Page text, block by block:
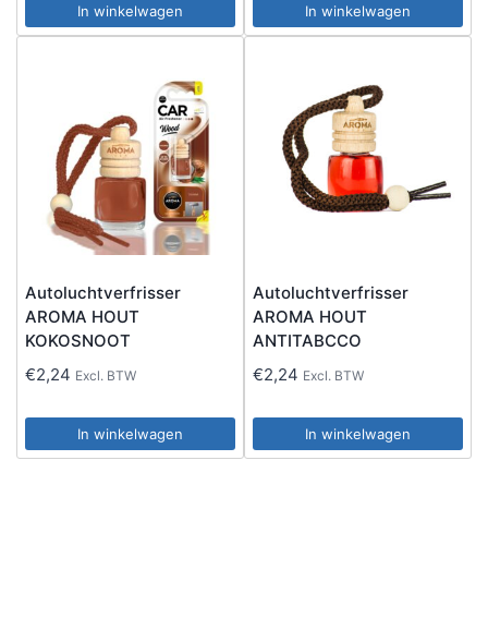
In winkelwagen In winkelwagen
Autoluchtverfrisser
AROMA HOUT
KOKOSNOOT
€2,24 Excl. BTW
In winkelwagen
Autoluchtverfrisser
AROMA HOUT
ANTITABCCO
€2,24 Excl. BTW
In winkelwagen